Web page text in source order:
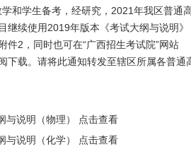
和学生备考，经研究，2021年我区普通
继续使用2019年版本《考试大纲与说明
件2，同时也可在“广西招生考试院”网站
下载。请将此通知转发至辖区所属各普通
说明（物理） 点击查看
说明（化学） 点击查看